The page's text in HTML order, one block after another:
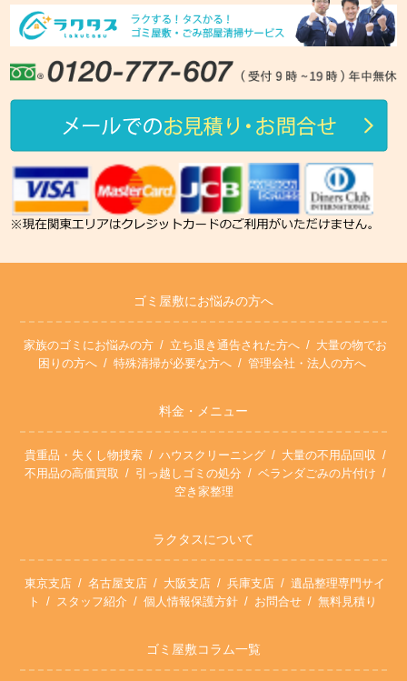
ゴミ屋敷にお悩みの方へ
家族のゴミにお悩みの方 立ち退き通告された方へ
大量の物でお
困りの方へ
特殊清掃が必要な方へ 管理会社・法人の方へ
料金・メニュー
貴重品・失くし物捜索 ハウスクリーニング
大量の不用品回収
不用品の高価買取
引っ越しゴミの処分
ベランダごみの片付け
空き家整理
ラクタスについて
東京支店 名古屋支店 大阪支店 兵庫支店
遺品整理専門サイ
ト
スタッフ紹介 個人情報保護方針 お問合せ 無料見積り
ゴミ屋敷コラム一覧